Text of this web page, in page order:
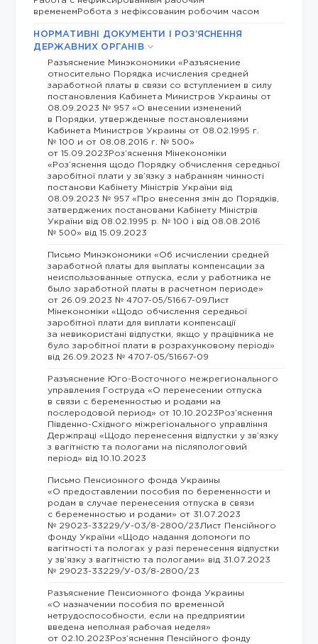
временемРобота з нефіксованим робочим часом
НОРМАТИВНІ ДОКУМЕНТИ І РОЗ’ЯСНЕННЯ
ДЕРЖАВНИХ ОРГАНІВ
Разъяснение Минэкономики «Разъяснение
относительно Порядка исчисления средней
заработной платы в связи со вступлением в силу
постановления Кабинета Министров Украины от
08.09.2023 № 957 «О внесении изменений
в Порядки, утвержденные постановлениями
Кабинета Министров Украины от 08.02.1995 г.
№ 100 и от 08.08.2016 г. № 500»
от 15.09.2023Роз’яснення Мінекономіки
«Роз’яснення щодо Порядку обчислення середньої
заробітної плати у зв’язку з набранням чинності
постанови Кабінету Міністрів України від
08.09.2023 № 957 «Про внесення змін до Порядків,
затверджених постановами Кабінету Міністрів
України від 08.02.1995 р. № 100 і від 08.08.2016
№ 500» від 15.09.2023
Письмо Минэкономики «Об исчислении средней
заработной платы для выплаты компенсации за
неиспользованные отпуска, если у работника не
было заработной платы в расчетном периоде»
от 26.09.2023 № 4707-05/51667-09Лист
Мінекономіки «Щодо обчислення середньої
заробітної плати для виплати компенсації
за невикористані відпустки, якщо у працівника не
було заробітної плати в розрахунковому періоді»
від 26.09.2023 № 4707-05/51667-09
Разъяснение Юго-Восточного межрегионального
управления Гоструда «О перенесении отпуска
в связи с беременностью и родами на
послеродовой период» от 10.10.2023Роз’яснення
Південно-Східного міжрегіонального управління
Держпраці «Щодо перенесення відпустки у зв’язку
з вагітністю та пологами на післяпологовий
період» від 10.10.2023
Письмо Пенсионного фонда Украины
«О предоставлении пособия по беременности и
родам в случае перенесения отпуска в связи
с беременностью и родами» от 31.07.2023
№ 29023-33229/У-03/8-2800/23Лист Пенсійного
фонду України «Щодо надання допомоги по
вагітності та пологах у разі перенесення відпустки
у зв’язку з вагітністю та пологами» від 31.07.2023
№ 29023-33229/У-03/8-2800/23
Разъяснение Пенсионного фонда Украины
«О назначении пособия по временной
нетрудоспособности, если на предприятии
введена неполная рабочая неделя»
от 02.10.2023Роз’яснення Пенсійного фонду